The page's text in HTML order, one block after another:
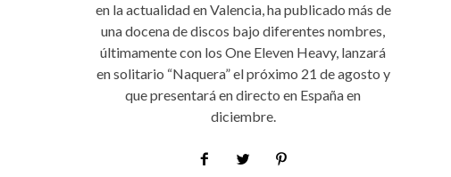
en la actualidad en Valencia, ha publicado más de
una docena de discos bajo diferentes nombres,
últimamente con los One Eleven Heavy, lanzará
en solitario “Naquera” el próximo 21 de agosto y
que presentará en directo en España en
diciembre.